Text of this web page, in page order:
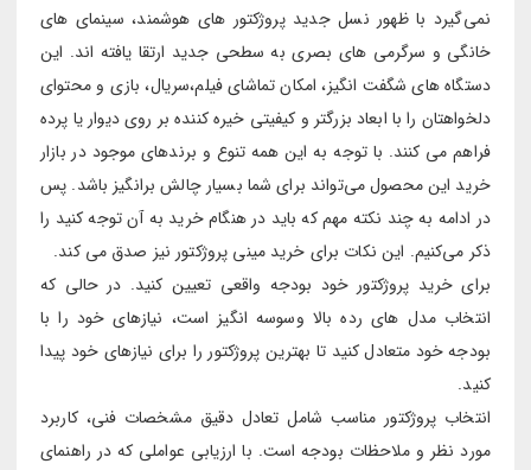
نمی‌گیرد با ظهور نسل جدید پروژکتور های هوشمند، سینمای های
خانگی و سرگرمی های بصری به سطحی جدید ارتقا یافته اند. این
دستگاه های شگفت انگیز، امکان تماشای فیلم،سریال، بازی و محتوای
دلخواهتان را با ابعاد بزرگتر و کیفیتی خیره کننده بر روی دیوار یا پرده
فراهم می کنند. با توجه به این همه تنوع و برندهای موجود در بازار
خرید این محصول می‌تواند برای شما بسیار چالش برانگیز باشد. پس
در ادامه به چند نکته مهم که باید در هنگام خرید به آن توجه کنید را
ذکر می‌کنیم. این نکات برای خرید مینی پروژکتور نیز صدق می کند.
برای خرید پروژکتور خود بودجه واقعی تعیین کنید. در حالی که
انتخاب مدل های رده بالا وسوسه انگیز است، نیازهای خود را با
بودجه خود متعادل کنید تا بهترین پروژکتور را برای نیازهای خود پیدا
کنید.
انتخاب پروژکتور مناسب شامل تعادل دقیق مشخصات فنی، کاربرد
مورد نظر و ملاحظات بودجه است. با ارزیابی عواملی که در راهنمای